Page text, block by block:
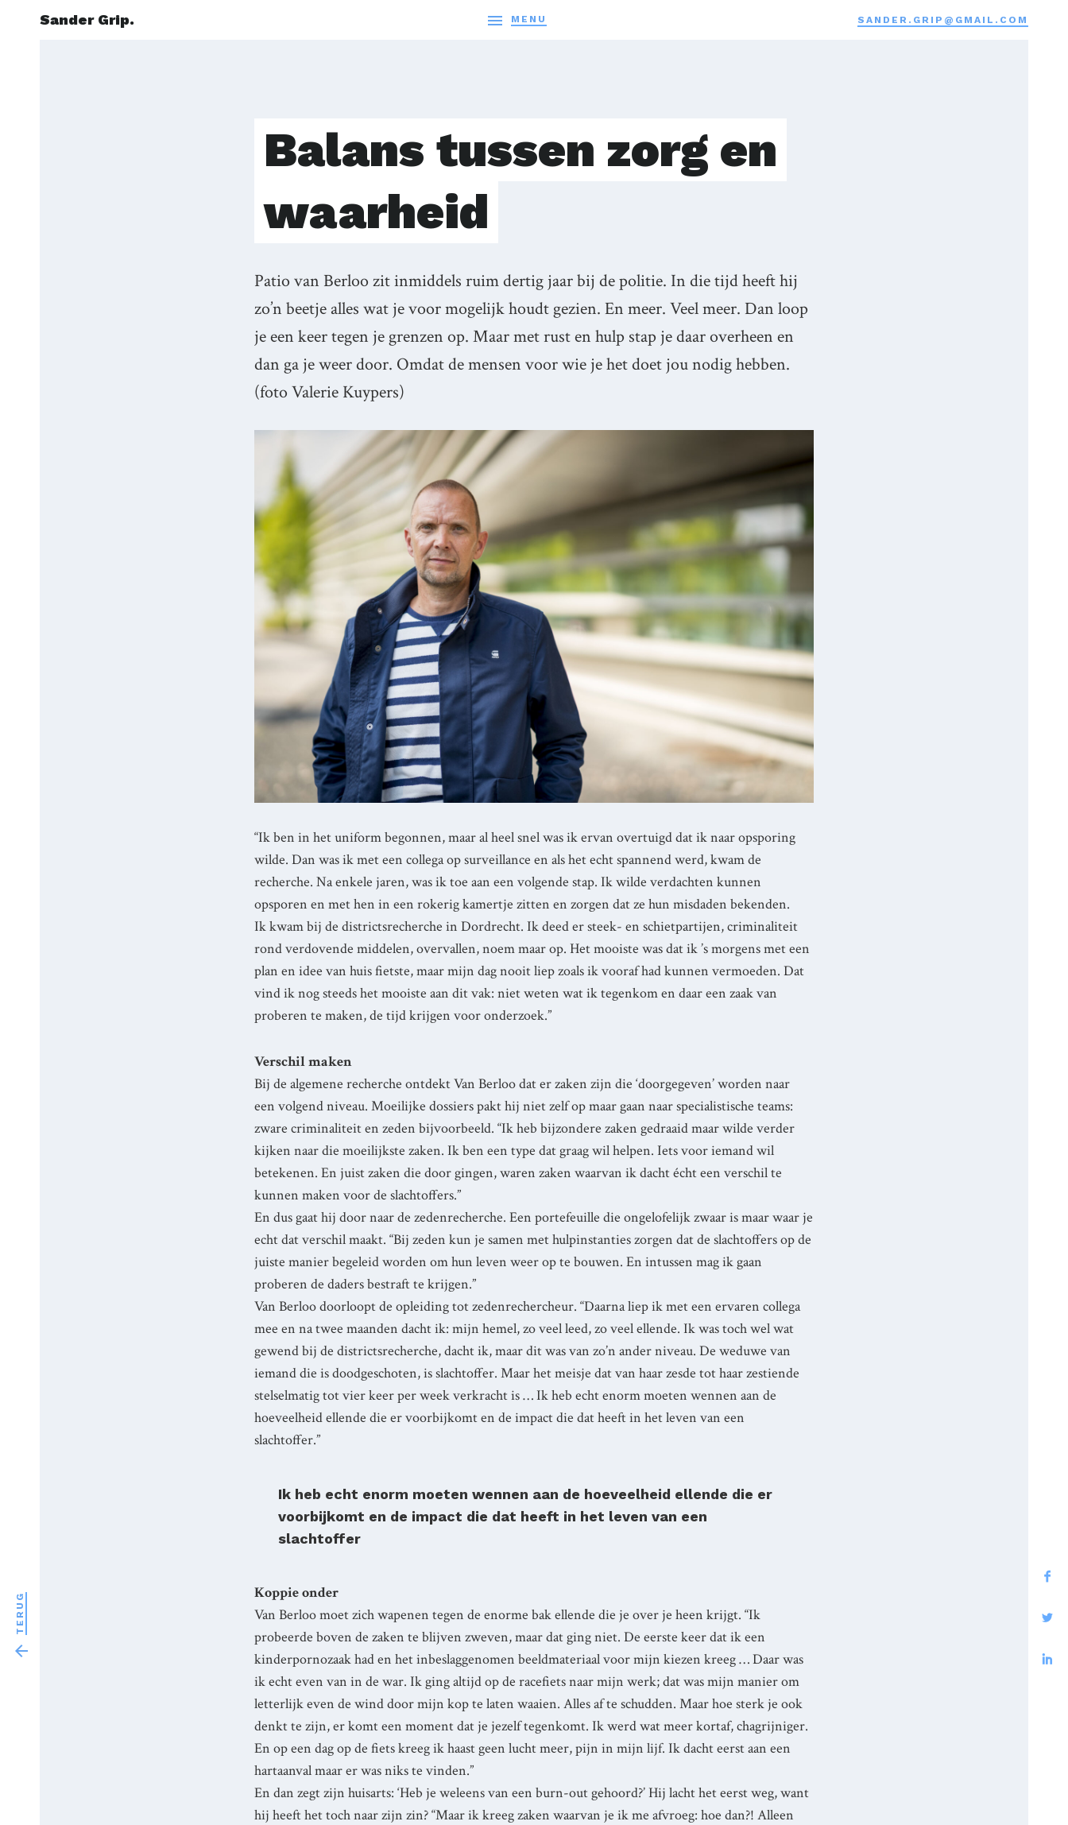
Sander Grip.  MENU SANDER.GRIP@GMAIL.COM

TERUG
Balans tussen zorg en
waarheid
Patio van Berloo zit inmiddels ruim dertig jaar bij de politie. In die tijd heeft hij
zo’n beetje alles wat je voor mogelijk houdt gezien. En meer. Veel meer. Dan loop
je een keer tegen je grenzen op. Maar met rust en hulp stap je daar overheen en
dan ga je weer door. Omdat de mensen voor wie je het doet jou nodig hebben.
(foto Valerie Kuypers)
“Ik ben in het uniform begonnen, maar al heel snel was ik ervan overtuigd dat ik naar opsporing
wilde. Dan was ik met een collega op surveillance en als het echt spannend werd, kwam de
recherche. Na enkele jaren, was ik toe aan een volgende stap. Ik wilde verdachten kunnen
opsporen en met hen in een rokerig kamertje zitten en zorgen dat ze hun misdaden bekenden.
Ik kwam bij de districtsrecherche in Dordrecht. Ik deed er steek- en schietpartijen, criminaliteit
rond verdovende middelen, overvallen, noem maar op. Het mooiste was dat ik ’s morgens met een
plan en idee van huis fietste, maar mijn dag nooit liep zoals ik vooraf had kunnen vermoeden. Dat
vind ik nog steeds het mooiste aan dit vak: niet weten wat ik tegenkom en daar een zaak van
proberen te maken, de tijd krijgen voor onderzoek.”
Verschil maken
Bij de algemene recherche ontdekt Van Berloo dat er zaken zijn die ‘doorgegeven’ worden naar
een volgend niveau. Moeilijke dossiers pakt hij niet zelf op maar gaan naar specialistische teams:
zware criminaliteit en zeden bijvoorbeeld. “Ik heb bijzondere zaken gedraaid maar wilde verder
kijken naar die moeilijkste zaken. Ik ben een type dat graag wil helpen. Iets voor iemand wil
betekenen. En juist zaken die door gingen, waren zaken waarvan ik dacht écht een verschil te
kunnen maken voor de slachtoffers.”
En dus gaat hij door naar de zedenrecherche. Een portefeuille die ongelofelijk zwaar is maar waar je
echt dat verschil maakt. “Bij zeden kun je samen met hulpinstanties zorgen dat de slachtoffers op de
juiste manier begeleid worden om hun leven weer op te bouwen. En intussen mag ik gaan
proberen de daders bestraft te krijgen.”
Van Berloo doorloopt de opleiding tot zedenrechercheur. “Daarna liep ik met een ervaren collega
mee en na twee maanden dacht ik: mijn hemel, zo veel leed, zo veel ellende. Ik was toch wel wat
gewend bij de districtsrecherche, dacht ik, maar dit was van zo’n ander niveau. De weduwe van
iemand die is doodgeschoten, is slachtoffer. Maar het meisje dat van haar zesde tot haar zestiende
stelselmatig tot vier keer per week verkracht is … Ik heb echt enorm moeten wennen aan de
hoeveelheid ellende die er voorbijkomt en de impact die dat heeft in het leven van een
slachtoffer.”
Ik heb echt enorm moeten wennen aan de hoeveelheid ellende die er
voorbijkomt en de impact die dat heeft in het leven van een
slachtoffer
Koppie onder
Van Berloo moet zich wapenen tegen de enorme bak ellende die je over je heen krijgt. “Ik
probeerde boven de zaken te blijven zweven, maar dat ging niet. De eerste keer dat ik een
kinderpornozaak had en het inbeslaggenomen beeldmateriaal voor mijn kiezen kreeg … Daar was
ik echt even van in de war. Ik ging altijd op de racefiets naar mijn werk; dat was mijn manier om
letterlijk even de wind door mijn kop te laten waaien. Alles af te schudden. Maar hoe sterk je ook
denkt te zijn, er komt een moment dat je jezelf tegenkomt. Ik werd wat meer kortaf, chagrijniger.
En op een dag op de fiets kreeg ik haast geen lucht meer, pijn in mijn lijf. Ik dacht eerst aan een
hartaanval maar er was niks te vinden.”
En dan zegt zijn huisarts: ‘Heb je weleens van een burn-out gehoord?’ Hij lacht het eerst weg, want
hij heeft het toch naar zijn zin? “Maar ik kreeg zaken waarvan je ik me afvroeg: hoe dan?! Alleen